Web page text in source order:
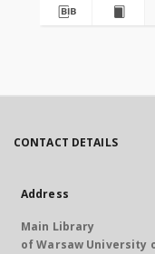
CONTACT DETAILS
Address
Main Library
of Warsaw University